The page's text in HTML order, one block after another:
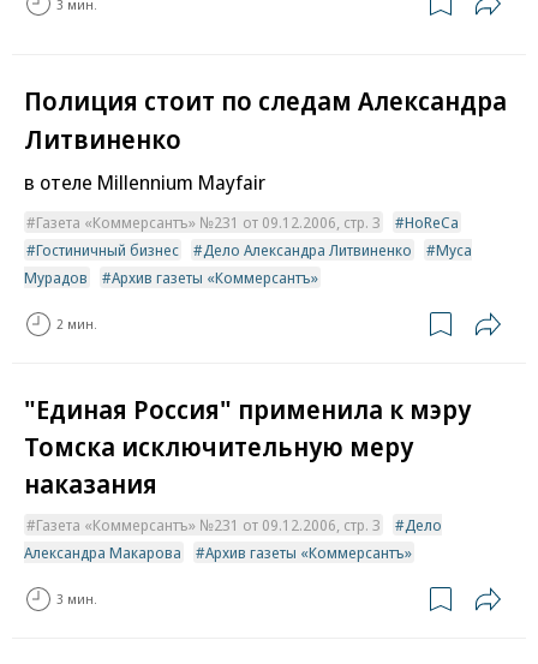
3 мин.
Полиция стоит по следам Александра
Литвиненко
в отеле Millennium Mayfair
Газета «Коммерсантъ» №231 от 09.12.2006, стр. 3
HoReCa
Гостиничный бизнес
Дело Александра Литвиненко
Муса
Мурадов
Архив газеты «Коммерсантъ»
2 мин.
"Единая Россия" применила к мэру
Томска исключительную меру
наказания
Газета «Коммерсантъ» №231 от 09.12.2006, стр. 3
Дело
Александра Макарова
Архив газеты «Коммерсантъ»
3 мин.